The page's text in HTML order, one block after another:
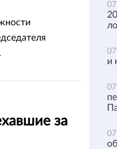
за
07
07
и
07
07